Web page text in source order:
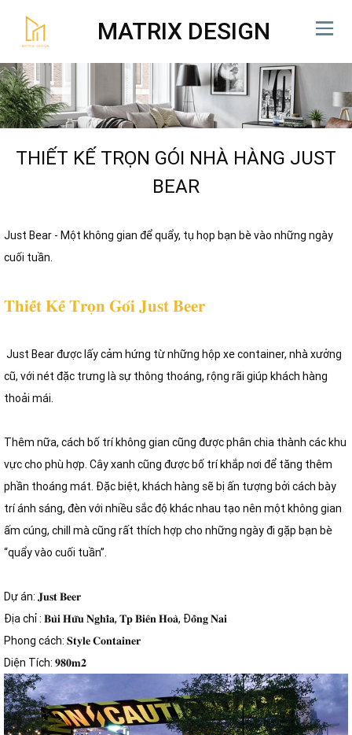
MATRIX DESIGN
THIẾT KẾ TRỌN GÓI NHÀ HÀNG JUST
BEAR
Just Bear - Một không gian để quẩy, tụ họp bạn bè vào những ngày
cuối tuần.
𝐓𝐡𝐢𝐞̂́𝐭 𝐊𝐞̂́ 𝐓𝐫𝐨̣𝐧 𝐆𝐨́𝐢 𝐉𝐮𝐬𝐭 𝐁𝐞𝐞𝐫
Just Bear được lấy cảm hứng từ những hộp xe container, nhà xưởng
cũ, với nét đặc trưng là sự thông thoáng, rộng rãi giúp khách hàng
thoải mái.
Thêm nữa, cách bố trí không gian cũng được phân chia thành các khu
vực cho phù hợp. Cây xanh cũng được bố trí khắp nơi để tăng thêm
phần thoáng mát. Đặc biệt, khách hàng sẽ bị ấn tượng bởi cách bày
trí ánh sáng, đèn với nhiều sắc độ khác nhau tạo nên một không gian
ấm cúng, chill mà cũng rất thích hợp cho những ngày đi gặp bạn bè
“quẩy vào cuối tuần”.
Dự án: 𝐉𝐮𝐬𝐭 𝐁𝐞𝐞𝐫
Địa chỉ : 𝐁𝐮̀𝐢 𝐇𝐮̛̃𝐮 𝐍𝐠𝐡𝐢̃𝐚, 𝐓𝐩 𝐁𝐢𝐞̂𝐧 𝐇𝐨𝐚̀, Đ𝐨̂̀𝐧𝐠 𝐍𝐚𝐢
Phong cách: 𝐒𝐭𝐲𝐥𝐞 𝐂𝐨𝐧𝐭𝐚𝐢𝐧𝐞𝐫
Diện Tích: 𝟗𝟖𝟎𝐦𝟐